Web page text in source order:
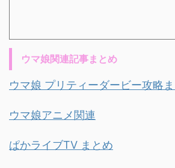
ウマ娘関連記事まとめ
ウマ娘 プリティーダービー攻略
ウマ娘アニメ関連
ぱかライブTV まとめ